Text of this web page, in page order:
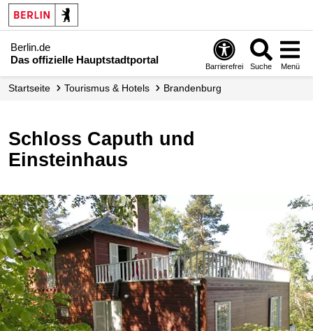
Berlin.de
Das offizielle Hauptstadtportal
Barrierefrei Suche Menü
Startseite Tourismus & Hotels Brandenburg
Schloss Caputh und
Einsteinhaus